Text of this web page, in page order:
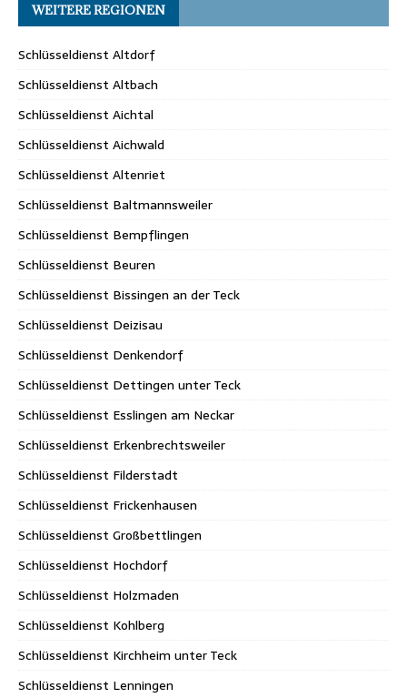
WEITERE REGIONEN
Schlüsseldienst Altdorf
Schlüsseldienst Altbach
Schlüsseldienst Aichtal
Schlüsseldienst Aichwald
Schlüsseldienst Altenriet
Schlüsseldienst Baltmannsweiler
Schlüsseldienst Bempflingen
Schlüsseldienst Beuren
Schlüsseldienst Bissingen an der Teck
Schlüsseldienst Deizisau
Schlüsseldienst Denkendorf
Schlüsseldienst Dettingen unter Teck
Schlüsseldienst Esslingen am Neckar
Schlüsseldienst Erkenbrechtsweiler
Schlüsseldienst Filderstadt
Schlüsseldienst Frickenhausen
Schlüsseldienst Großbettlingen
Schlüsseldienst Hochdorf
Schlüsseldienst Holzmaden
Schlüsseldienst Kohlberg
Schlüsseldienst Kirchheim unter Teck
Schlüsseldienst Lenningen